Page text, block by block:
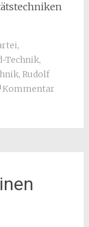
,
Technik,
, Rudolf
Kommentar